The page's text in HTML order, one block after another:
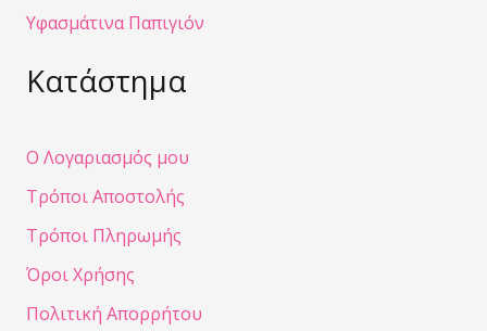
Υφασμάτινα Παπιγιόν
Κατάστημα
Ο Λογαριασμός μου
Τρόποι Αποστολής
Τρόποι Πληρωμής
Όροι Χρήσης
Πολιτική Απορρήτου